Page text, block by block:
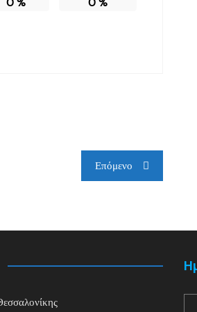
Επόμενο